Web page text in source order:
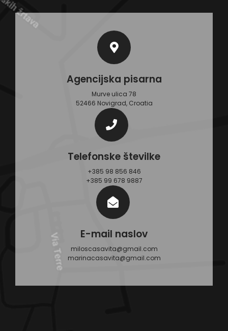
Agencijska pisarna
Murve ulica 78
52466 Novigrad, Croatia
Telefonske številke
+385 98 856 846
+385 99 678 9887
E-mail naslov
miloscasavita@gmail.com
marinacasavita@gmail.com